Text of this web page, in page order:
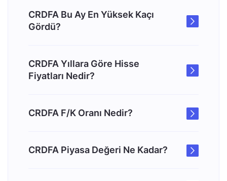
CRDFA Bu Ay En Yüksek Kaçı
Gördü?
CRDFA Yıllara Göre Hisse
Fiyatları Nedir?
CRDFA F/K Oranı Nedir?
CRDFA Piyasa Değeri Ne Kadar?